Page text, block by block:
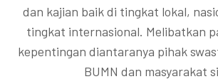
dan kajian baik di tingkat lokal,
tingkat internasional. Melibatkan
kepentingan diantaranya pihak
BUMN dan masyarakat